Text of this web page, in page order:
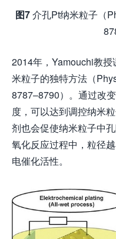
图7介孔Pt纳米粒子（
2014年，Yamouchi教
米粒子的独特方法（
8787–8790）。通过改
度，可以达到调控纳米
剂也会促使纳米粒子中
氧化反应过程中，粒径
电催化活性。